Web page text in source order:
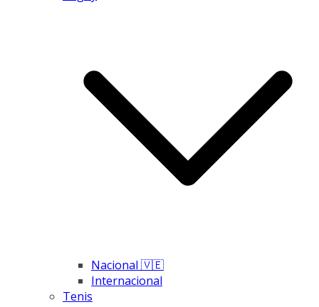
Nacional 🇻🇪
Internacional
Tenis